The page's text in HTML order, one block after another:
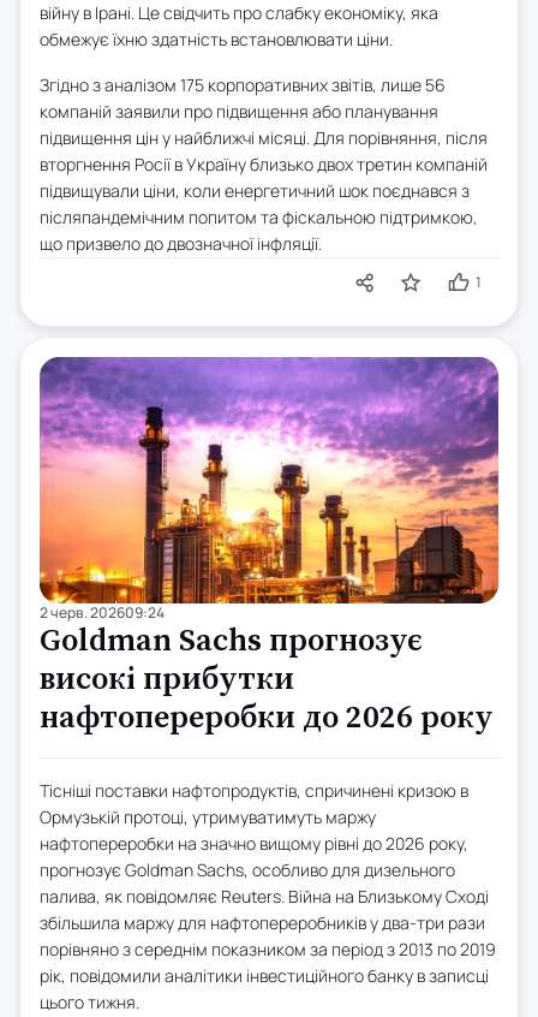
війну в Ірані. Це свідчить про слабку економіку, яка
обмежує їхню здатність встановлювати ціни.
Згідно з аналізом 175 корпоративних звітів, лише 56
компаній заявили про підвищення або планування
підвищення цін у найближчі місяці. Для порівняння, після
вторгнення Росії в Україну близько двох третин компаній
підвищували ціни, коли енергетичний шок поєднався з
післяпандемічним попитом та фіскальною підтримкою,
що призвело до двозначної інфляції.
1
2 черв. 202609:24
Goldman Sachs прогнозує
високі прибутки
нафтопереробки до 2026 року
Тісніші поставки нафтопродуктів, спричинені кризою в
Ормузькій протоці, утримуватимуть маржу
нафтопереробки на значно вищому рівні до 2026 року,
прогнозує Goldman Sachs, особливо для дизельного
палива, як повідомляє Reuters. Війна на Близькому Сході
збільшила маржу для нафтопереробників у два-три рази
порівняно з середнім показником за період з 2013 по 2019
рік, повідомили аналітики інвестиційного банку в записці
цього тижня.